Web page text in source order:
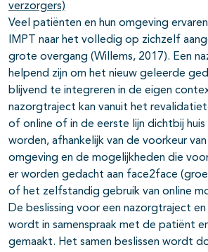
verzorgers)
Veel patiënten en hun omgeving
IMPT naar het volledig op zichzelf
grote overgang (Willems, 2017). Een
helpend zijn om het nieuw geleerde
blijvend te integreren in de eigen
nazorgtraject kan vanuit het
of online of in de eerste lijn dichtbij
worden, afhankelijk van de voorkeur
omgeving en de mogelijkheden die
er worden gedacht aan face2face
of het zelfstandig gebruik van online
De beslissing voor een nazorgtraject
wordt in samenspraak met de patiënt
gemaakt. Het samen beslissen wordt